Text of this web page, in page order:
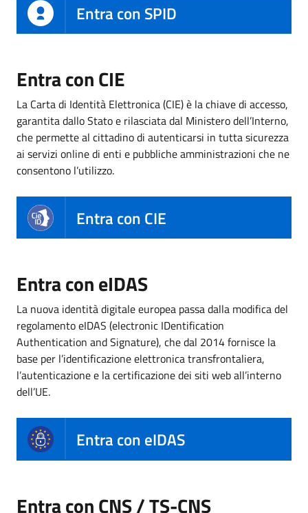
Entra con SPID
Entra con CIE
La Carta di Identità Elettronica (CIE) è la chiave di accesso,
garantita dallo Stato e rilasciata dal Ministero dell’Interno,
che permette al cittadino di autenticarsi in tutta sicurezza
ai servizi online di enti e pubbliche amministrazioni che ne
consentono l’utilizzo.
Entra con CIE
Entra con eIDAS
La nuova identità digitale europea passa dalla modifica del
regolamento eIDAS (electronic IDentification
Authentication and Signature), che dal 2014 fornisce la
base per l’identificazione elettronica transfrontaliera,
l’autenticazione e la certificazione dei siti web all’interno
dell’UE.
Entra con eIDAS
Entra con CNS / TS-CNS